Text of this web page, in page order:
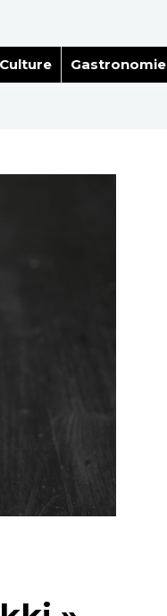
Culture Gastronomie